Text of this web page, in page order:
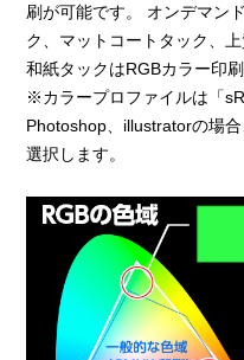
刷が可能です。 オンデマン
ク、マットコートタック、
和紙タックはRGBカラー印
※カラープロファイルは「
Photoshop、illustratorの場
選択します。